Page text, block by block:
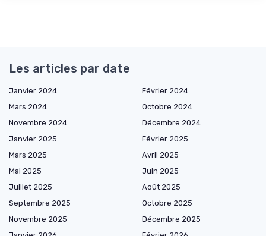
Les articles par date
Janvier 2024
Février 2024
Mars 2024
Octobre 2024
Novembre 2024
Décembre 2024
Janvier 2025
Février 2025
Mars 2025
Avril 2025
Mai 2025
Juin 2025
Juillet 2025
Août 2025
Septembre 2025
Octobre 2025
Novembre 2025
Décembre 2025